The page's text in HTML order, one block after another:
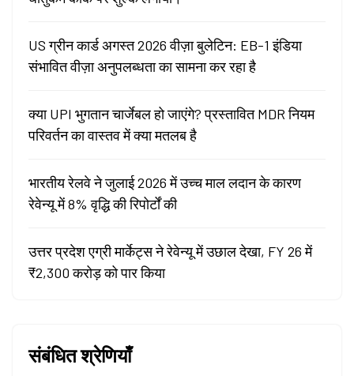
US ग्रीन कार्ड अगस्त 2026 वीज़ा बुलेटिन: EB-1 इंडिया
संभावित वीज़ा अनुपलब्धता का सामना कर रहा है
क्या UPI भुगतान चार्जेबल हो जाएंगे? प्रस्तावित MDR नियम
परिवर्तन का वास्तव में क्या मतलब है
भारतीय रेलवे ने जुलाई 2026 में उच्च माल लदान के कारण
रेवेन्यू में 8% वृद्धि की रिपोर्टों की
उत्तर प्रदेश एग्री मार्केट्स ने रेवेन्यू में उछाल देखा, FY 26 में
₹2,300 करोड़ को पार किया
संबंधित श्रेणियाँ